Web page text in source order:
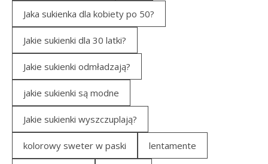
Jaka sukienka dla kobiety po 50?
Jakie sukienki dla 30 latki?
Jakie sukienki odmładzają?
jakie sukienki są modne
Jakie sukienki wyszczuplają?
kolorowy sweter w paski lentamente